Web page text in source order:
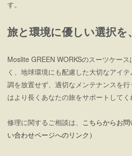
す。
旅と環境に優しい選択を
Moslite GREEN WORKSのスーツケー
く、地球環境にも配慮した大切なアイ
調を放置せず、適切なメンテナンスを
はより長くあなたの旅をサポートしてく
修理に関するご相談は、 こちらからお
い合わせページへのリンク）